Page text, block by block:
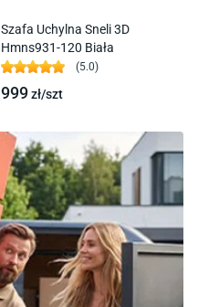
Szafa Uchylna Sneli 3D
Hmns931-120 Biała
(5.0)
999zł/szt